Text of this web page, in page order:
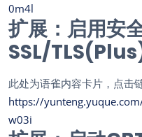
0m4l
扩展：启用安
SSL/
此处为语雀内容卡片，点击
https://
w03i